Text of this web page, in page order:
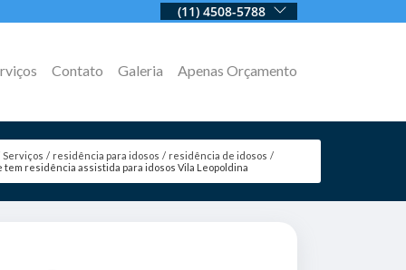
(11) 4508-5788
Contato Galeria Apenas Orçamento
Serviços residência para idosos
residência de idosos
tem residência assistida para idosos Vila Leopoldina